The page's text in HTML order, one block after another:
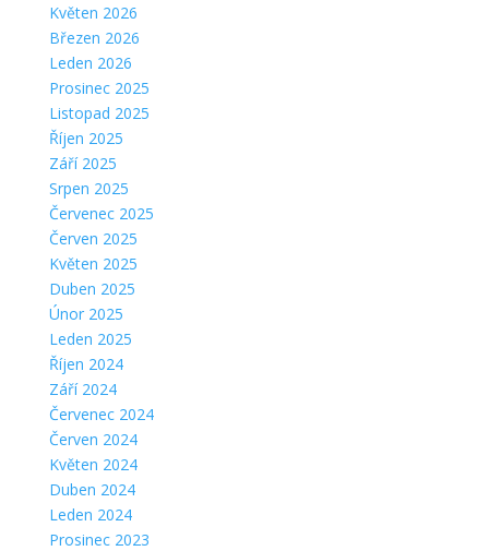
Květen 2026
Březen 2026
Leden 2026
Prosinec 2025
Listopad 2025
Říjen 2025
Září 2025
Srpen 2025
Červenec 2025
Červen 2025
Květen 2025
Duben 2025
Únor 2025
Leden 2025
Říjen 2024
Září 2024
Červenec 2024
Červen 2024
Květen 2024
Duben 2024
Leden 2024
Prosinec 2023